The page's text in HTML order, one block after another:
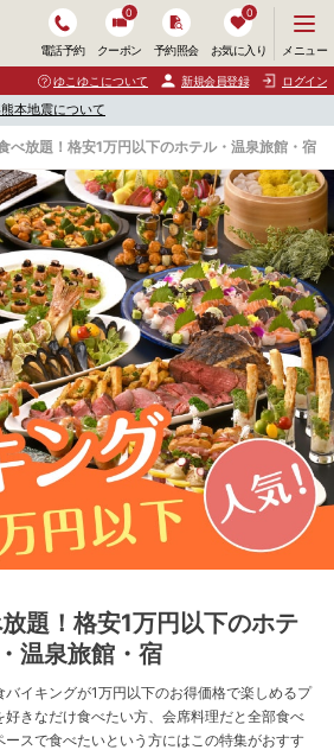
電話予約 クーポン
0
予約照会 お気に入り
0
ニ
ュ
ー
開
く
メニュー
ゆこゆこについて 新規会員登録 ログイン
本地震について
べ放題！格安1万円以下のホテル・温泉旅館・宿
題！格安1万円以下のホテ
温泉旅館・宿
バイキングが1万円以下のお得価格で楽しめるプ
きなだけ食べたい方、会席料理だと全部食べ
ースで食べたいという方にはこの特集がおすす